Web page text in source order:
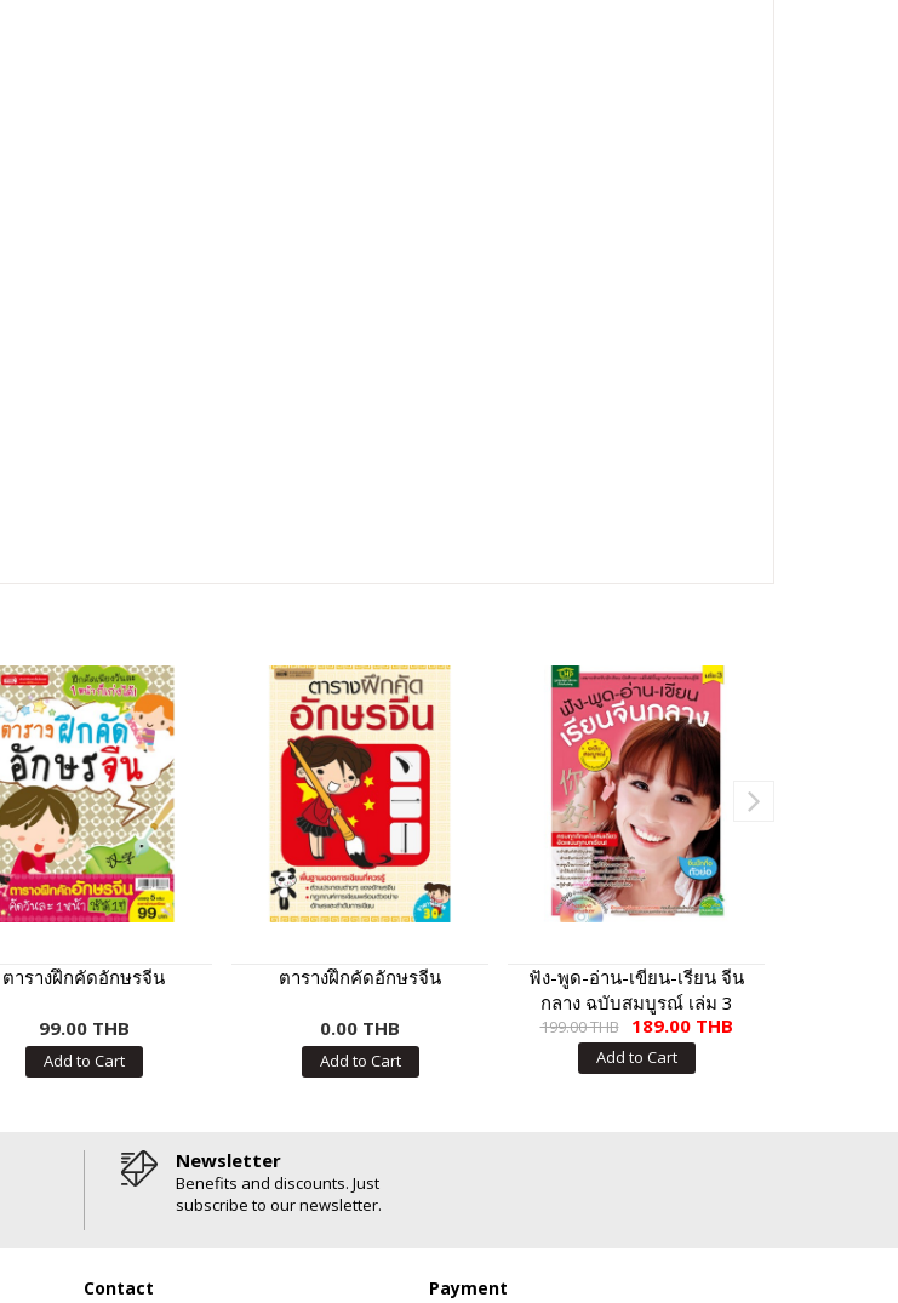
ตารางฝึกคัดอักษรจีน
99.00 THB
Add to Cart
ตารางฝึกคัดอักษรจีน
0.00 THB
Add to Cart
ฟัง-พูด-อ่าน-เขียน-เรียน จีน
กลาง ฉบับสมบูรณ์ เล่ม 3
199.00 THB 189.00 THB
Add to Cart
Newsletter
Benefits and discounts. Just
subscribe to our newsletter.
Contact Payment